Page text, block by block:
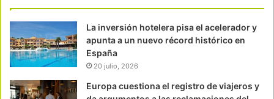
La inversión hotelera pisa el acelerador y
apunta a un nuevo récord histórico en
España
20 julio, 2026
Europa cuestiona el registro de viajeros y